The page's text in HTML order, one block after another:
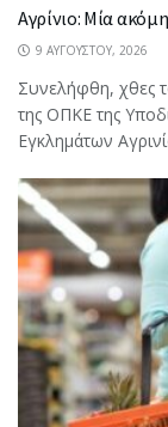
Αγρίνιο: Μία
9 ΑΥΓΟΎΣΤΟΥ, 2026
Συνελήφθη, χθες
της ΟΠΚΕ της
Εγκλημάτων